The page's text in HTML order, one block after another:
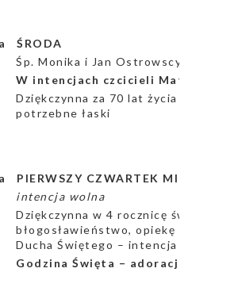
ŚRODA
Śp. Monika i Jan Ostrowscy i zmarli
W intencjach czcicieli Matki Bożej
Dziękczynna za 70 lat życia
potrzebne łaski
PIERWSZY CZWARTEK MIESIĄCA
intencja wolna
Dziękczynna w 4 rocznicę święceń
błogosławieństwo, opiekę Matki
Ducha Świętego – intencja od
Godzina Święta – adoracja w